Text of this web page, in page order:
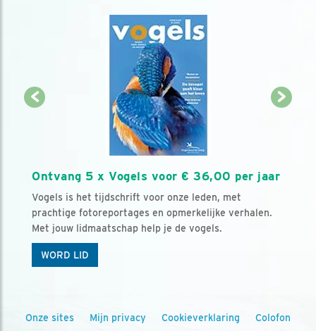
Ontvang 5 x Vogels voor € 36,00 per jaar
Vogels is het tijdschrift voor onze leden, met
prachtige fotoreportages en opmerkelijke verhalen.
Met jouw lidmaatschap help je de vogels.
WORD LID
Onze sites Mijn privacy Cookieverklaring Colofon